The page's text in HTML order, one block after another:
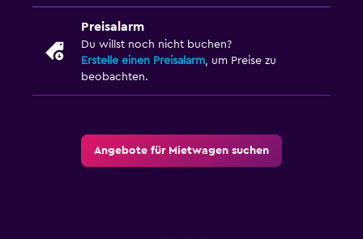
Preisalarm
Du willst noch nicht buchen?
Erstelle einen Preisalarm, um Preise zu
beobachten.
Angebote für Mietwagen suchen